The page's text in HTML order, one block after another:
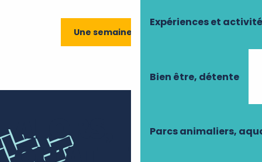
Expériences et
Bien être, détente
Parcs animaliers,
Une semaine en Touraine
Une semaine en Touraine
ALORS,